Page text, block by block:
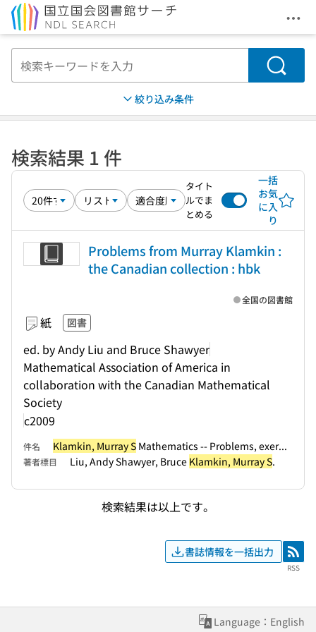
メ
検索
絞り込み条件
検索結果 1 件
タイト
ルでま
とめる
一括
お気
に入
り
Problems from Murray Klamkin :
the Canadian collection : hbk
紙 図書
ed. by Andy Liu and Bruce Shawyer
Mathematical Association of America in
collaboration with the Canadian Mathematical
Society
c2009
全国の図書館
件名 Klamkin, Murray S Mathematics -- Problems, exer...
著者標目 Liu, Andy Shawyer, Bruce Klamkin, Murray S.
検索結果は以上です。
書誌情報を一括出力 RSS
RSS
Language：English